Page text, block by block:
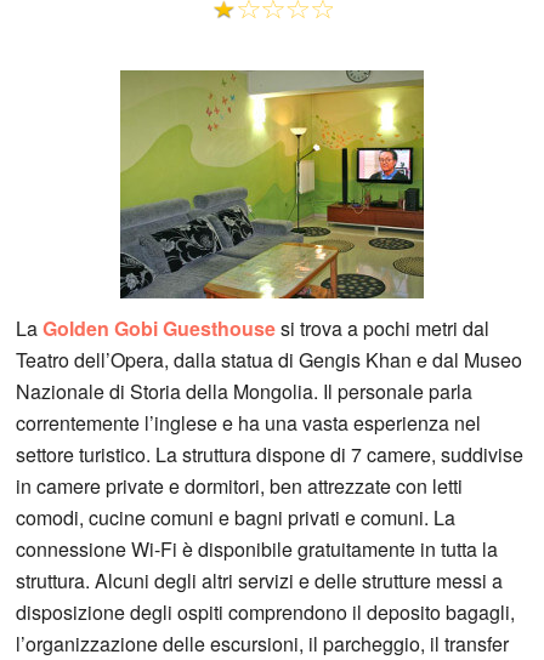
LaGolden Gobi Guesthousesi trova a pochi metri dal
Teatro dell’Opera, dalla statua di Gengis Khan e dal Museo
Nazionale di Storia della Mongolia. Il personale parla
correntemente l’inglese e ha una vasta esperienza nel
settore turistico. La struttura dispone di 7 camere, suddivise
in camere private e dormitori, ben attrezzate con letti
comodi, cucine comuni e bagni privati e comuni. La
connessione Wi-Fi è disponibile gratuitamente in tutta la
struttura. Alcuni degli altri servizi e delle strutture messi a
disposizione degli ospiti comprendono il deposito bagagli,
l’organizzazione delle escursioni, il parcheggio, il transfer